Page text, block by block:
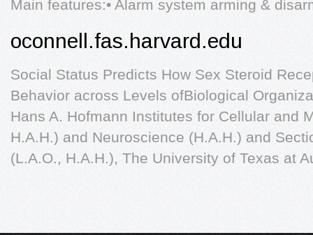
Main features:• Alarm system arming &
oconnell.fas.harvard.edu
Social Status Predicts How Sex Steroid
Behavior across Levels ofBiological
Hans A. Hofmann Institutes for Cellular and
H.A.H.) and Neuroscience (H.A.H.) and
(L.A.O., H.A.H.), The University of Texas at